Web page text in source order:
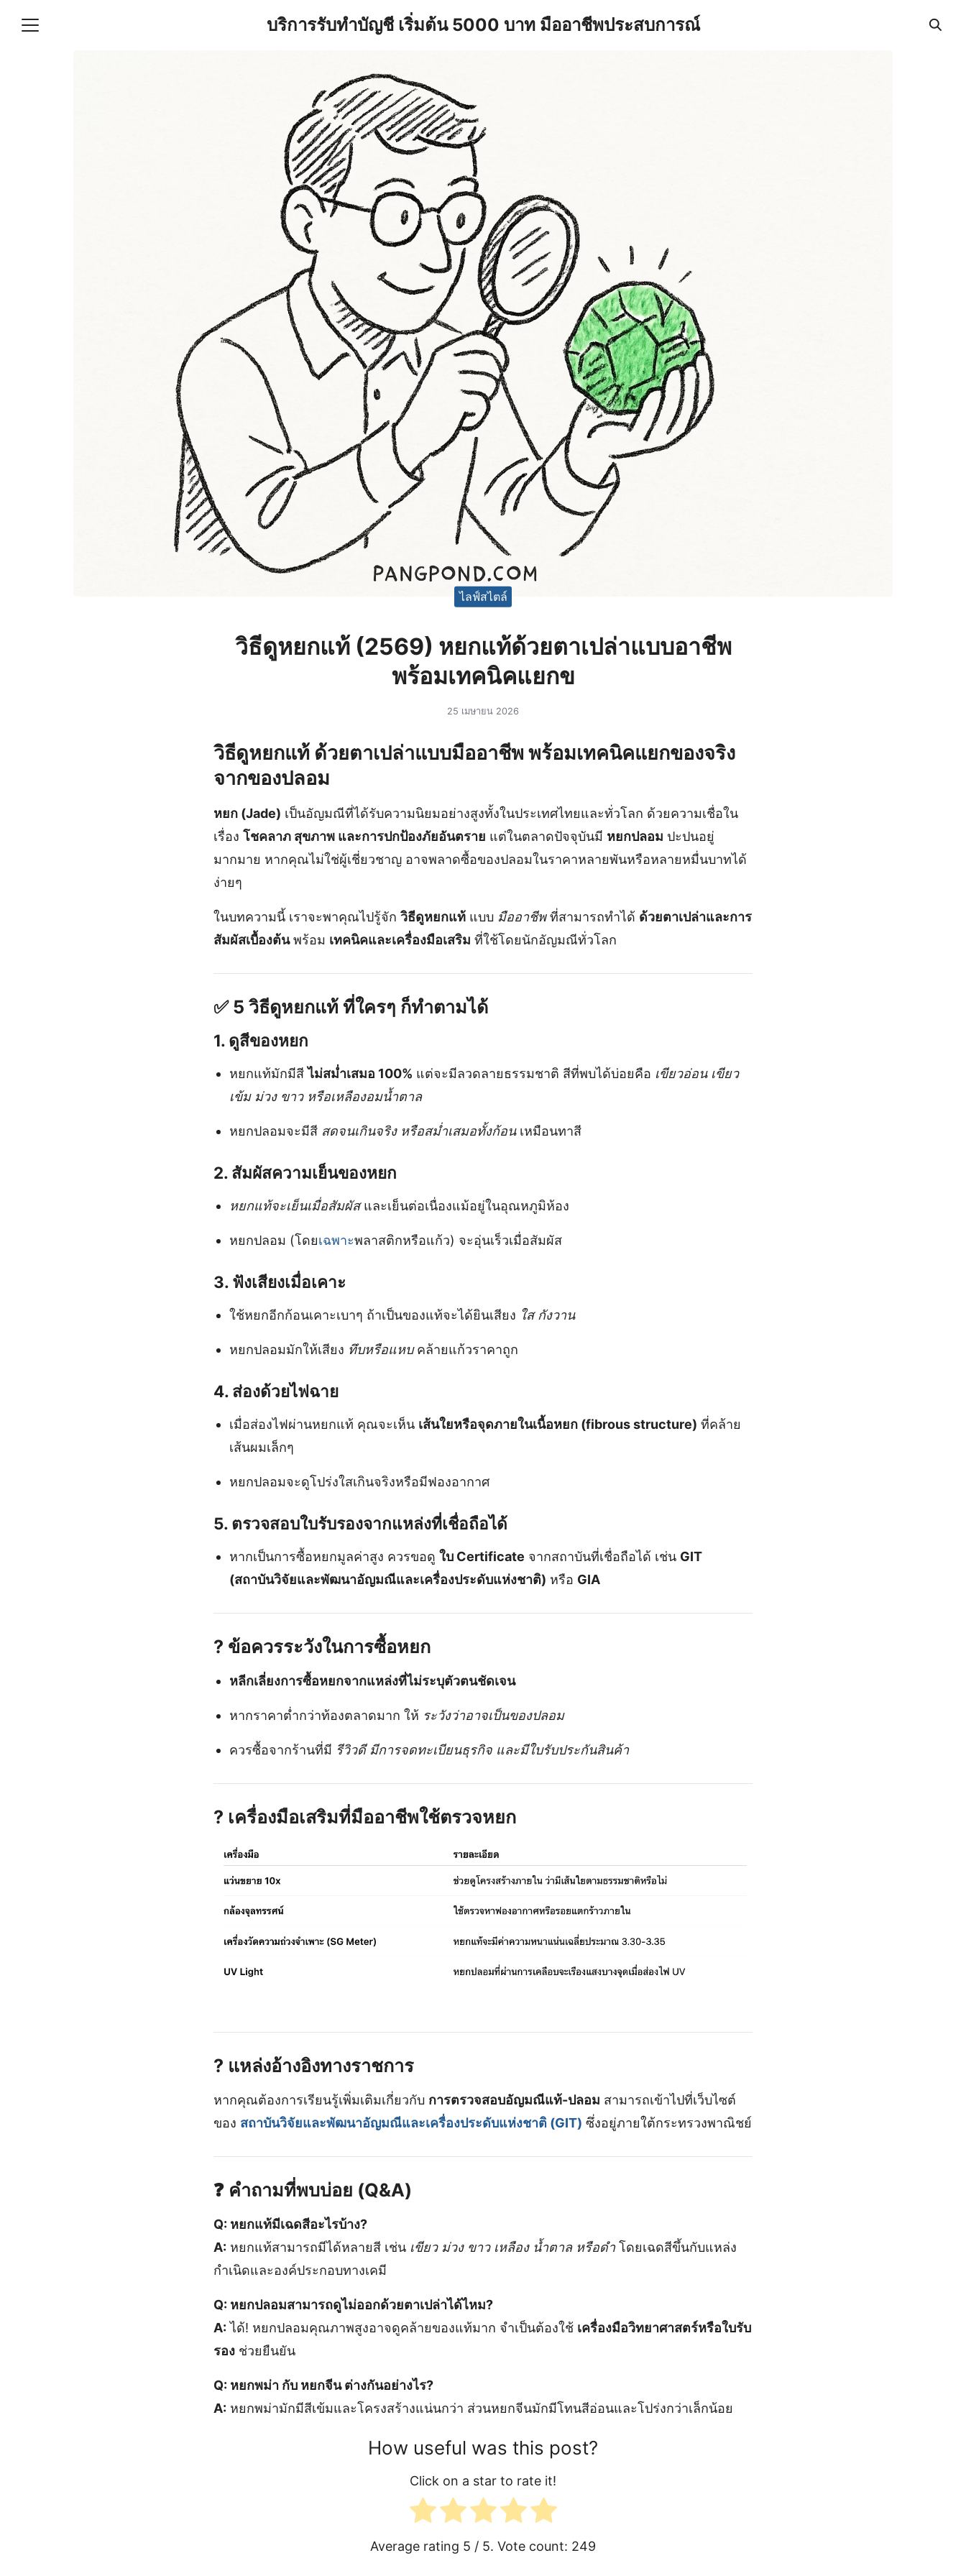
บริการรับทำบัญชี เริ่มต้น 5000 บาท มืออาชีพประสบการณ์
ไลฟ์สไตล์
วิธีดูหยกแท้ (2569) หยกแท้ด้วยตาเปล่าแบบอาชีพ
พร้อมเทคนิคแยกข
25 เมษายน 2026
วิธีดูหยกแท้ ด้วยตาเปล่าแบบมืออาชีพ พร้อมเทคนิคแยกของจริง
จากของปลอม
หยก (Jade) เป็นอัญมณีที่ได้รับความนิยมอย่างสูงทั้งในประเทศไทยและทั่วโลก ด้วยความเชื่อใน
เรื่อง โชคลาภ สุขภาพ และการปกป้องภัยอันตราย แต่ในตลาดปัจจุบันมี หยกปลอม ปะปนอยู่
มากมาย หากคุณไม่ใช่ผู้เชี่ยวชาญ อาจพลาดซื้อของปลอมในราคาหลายพันหรือหลายหมื่นบาทได้
ง่ายๆ
ในบทความนี้ เราจะพาคุณไปรู้จัก วิธีดูหยกแท้ แบบ มืออาชีพที่สามารถทำได้ ด้วยตาเปล่าและการ
สัมผัสเบื้องต้นพร้อม เทคนิคและเครื่องมือเสริม ที่ใช้โดยนักอัญมณีทั่วโลก
✅ 5 วิธีดูหยกแท้ ที่ใครๆ ก็ทำตามได้
1. ดูสีของหยก
หยกแท้มักมีสีไม่สม่ำเสมอ 100% แต่จะมีลวดลายธรรมชาติ สีที่พบได้บ่อยคือ เขียวอ่อน เขียว
เข้ม ม่วง ขาว หรือเหลืองอมน้ำตาล
หยกปลอมจะมีสี สดจนเกินจริง หรือสม่ำเสมอทั้งก้อนเหมือนทาสี
2. สัมผัสความเย็นของหยก
หยกแท้จะเย็นเมื่อสัมผัสและเย็นต่อเนื่องแม้อยู่ในอุณหภูมิห้อง
หยกปลอม (โดยเฉพาะพลาสติกหรือแก้ว) จะอุ่นเร็วเมื่อสัมผัส
3. ฟังเสียงเมื่อเคาะ
ใช้หยกอีกก้อนเคาะเบาๆ ถ้าเป็นของแท้จะได้ยินเสียง ใส กังวาน
หยกปลอมมักให้เสียง ทึบหรือแหบคล้ายแก้วราคาถูก
4. ส่องด้วยไฟฉาย
เมื่อส่องไฟผ่านหยกแท้ คุณจะเห็น เส้นใยหรือจุดภายในเนื้อหยก (fibrous structure) ที่คล้าย
เส้นผมเล็กๆ
หยกปลอมจะดูโปร่งใสเกินจริงหรือมีฟองอากาศ
5. ตรวจสอบใบรับรองจากแหล่งที่เชื่อถือได้
หากเป็นการซื้อหยกมูลค่าสูง ควรขอดู ใบ Certificate จากสถาบันที่เชื่อถือได้ เช่น GIT
(สถาบันวิจัยและพัฒนาอัญมณีและเครื่องประดับแห่งชาติ) หรือ GIA
? ข้อควรระวังในการซื้อหยก
หลีกเลี่ยงการซื้อหยกจากแหล่งที่ไม่ระบุตัวตนชัดเจน
หากราคาต่ำกว่าท้องตลาดมาก ให้ ระวังว่าอาจเป็นของปลอม
ควรซื้อจากร้านที่มี รีวิวดี มีการจดทะเบียนธุรกิจ และมีใบรับประกันสินค้า
? เครื่องมือเสริมที่มืออาชีพใช้ตรวจหยก
?️ แหล่งอ้างอิงทางราชการ
หากคุณต้องการเรียนรู้เพิ่มเติมเกี่ยวกับ การตรวจสอบอัญมณีแท้-ปลอม สามารถเข้าไปที่เว็บไซต์
ของ สถาบันวิจัยและพัฒนาอัญมณีและเครื่องประดับแห่งชาติ (GIT) ซึ่งอยู่ภายใต้กระทรวงพาณิชย์
❓ คำถามที่พบบ่อย (Q&A)
Q: หยกแท้มีเฉดสีอะไรบ้าง?
A: หยกแท้สามารถมีได้หลายสี เช่น เขียว ม่วง ขาว เหลือง น้ำตาล หรือดำโดยเฉดสีขึ้นกับแหล่ง
กำเนิดและองค์ประกอบทางเคมี
Q: หยกปลอมสามารถดูไม่ออกด้วยตาเปล่าได้ไหม?
A: ได้! หยกปลอมคุณภาพสูงอาจดูคล้ายของแท้มาก จำเป็นต้องใช้ เครื่องมือวิทยาศาสตร์หรือใบรับ
รอง ช่วยยืนยัน
Q: หยกพม่า กับ หยกจีน ต่างกันอย่างไร?
A: หยกพม่ามักมีสีเข้มและโครงสร้างแน่นกว่า ส่วนหยกจีนมักมีโทนสีอ่อนและโปร่งกว่าเล็กน้อย
How useful was this post?
Click on a star to rate it!
Average rating 5 / 5. Vote count: 249